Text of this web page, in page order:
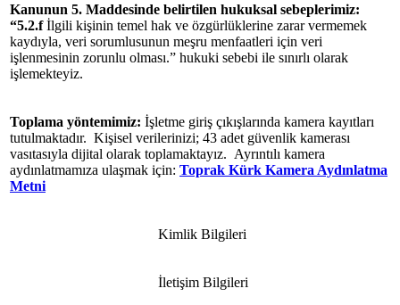
Kanunun 5. Maddesinde belirtilen hukuksal sebeplerimiz:
“5.2.fİlgili kişinin temel hak ve özgürlüklerine zarar vermemek
kaydıyla, veri sorumlusunun meşru menfaatleri için veri
işlenmesinin zorunlu olması.” hukuki sebebi ile sınırlı olarak
işlemekteyiz.
Toplama yöntemimiz: İşletme giriş çıkışlarında kamera kayıtları
tutulmaktadır. Kişisel verilerinizi; 43 adet güvenlik kamerası
vasıtasıyla dijital olarak toplamaktayız. Ayrıntılı kamera
aydınlatmamıza ulaşmak için: Toprak Kürk Kamera Aydınlatma
Metni
Kimlik Bilgileri
İletişim Bilgileri